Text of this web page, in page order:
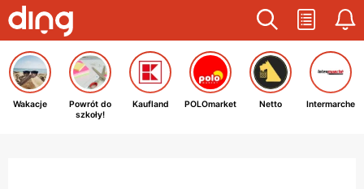
Wakacje
Powrót do
szkoły!
Kaufland POLOmarket Netto Intermarche